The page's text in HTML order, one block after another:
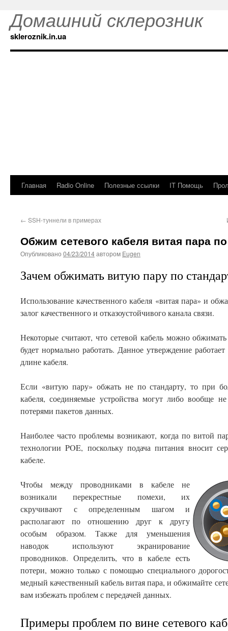
Домашний склерозник
skleroznik.in.ua
Главная Radio Online Полезные ссылки IT Помощь
← SSH-туннели в примерах
Обжим сетевого кабеля витая пара
Опубликовано 04/23/2014автором Eugen
Зачем обжимать витую пару по
Использование качественного кабеля «витая пара» и
залог качественного и отказоустойчивого канала связи.
Некоторые считают, что сетевой кабель можно
будет нормально работать. Данное утверждение
длине кабеля.
Если «витую пару» обжать не по стандарту, то при
кабеля, соединяемые устройства могут либо вообще
потерями пакетов данных.
Наиболее часто проблемы возникают, когда по витой
технологии POE, поскольку подача питания вносит
кабеле.
Чтобы между проводниками в кабеле не
возникали перекрестные помехи, их
скручивают с определенным шагом и
располагают по отношению друг к другу
особым образом. Также для уменьшения
наводок используют экранирование
проводников. Определить, что в кабеле есть
потери, можно только с помощью специального
медный качественный кабель витая пара, и обжимайте
вам избежать проблем с передачей данных.
Примеры проблем по вине сетевого